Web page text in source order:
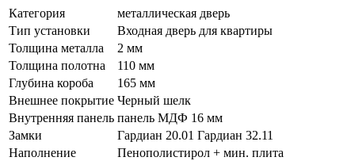
Категория
металлическая дверь
Тип установки
Входная дверь для квартиры
Толщина металла
2 мм
Толщина полотна
110 мм
Глубина короба
165 мм
Внешнее покрытие Черный шелк
Внутренняя панель панель МДФ 16 мм
Замки
Гардиан 20.01 Гардиан 32.11
Наполнение
Пенополистирол + мин. плита